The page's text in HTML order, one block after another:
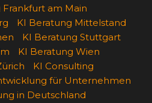
am Main
KI Beratung Mittelstand
KI Beratung Stuttgart
KI Beratung Wien
KI Consulting
für Unternehmen
in Deutschland